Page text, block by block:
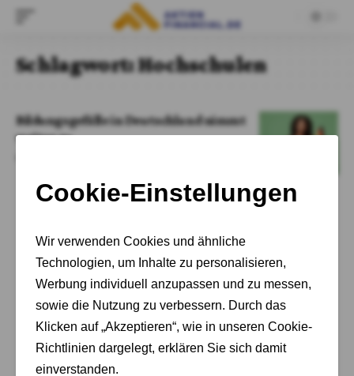
Schlagwort:Hochschulen
Bildungsgefälle in Deutschland nimmt
weiter zu